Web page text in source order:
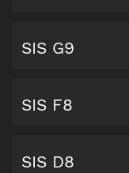
SIS G9
SIS F8
SIS D8